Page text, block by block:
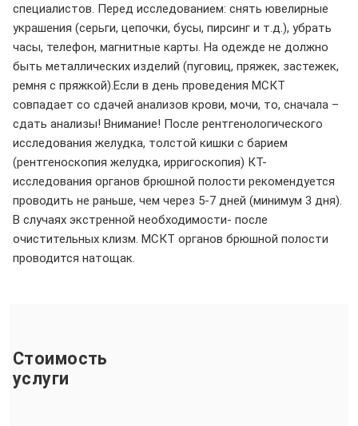
специалистов. Перед исследованием: снять ювелирные
украшения (серьги, цепочки, бусы, пирсинг и т.д.), убрать
часы, телефон, магнитные карты. На одежде не должно
быть металлических изделий (пуговиц, пряжек, застежек,
ремня с пряжкой).Если в день проведения МСКТ
совпадает со сдачей анализов крови, мочи, то, сначала –
сдать анализы! Внимание! После рентгенологического
исследования желудка, толстой кишки с барием
(рентгеноскопия желудка, ирригоскопия) КТ-
исследования органов брюшной полости рекомендуется
проводить не раньше, чем через 5-7 дней (минимум 3 дня).
В случаях экстренной необходимости- после
очистительных клизм. МСКТ органов брюшной полости
проводится натощак.
Стоимость
услуги